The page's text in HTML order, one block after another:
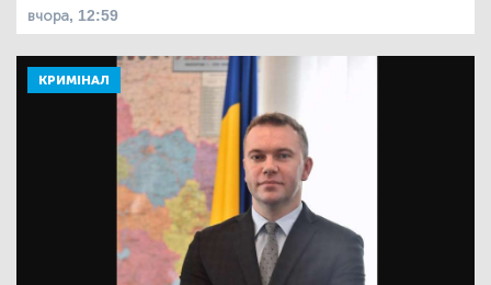
вчора, 12:59
КРИМІНАЛ